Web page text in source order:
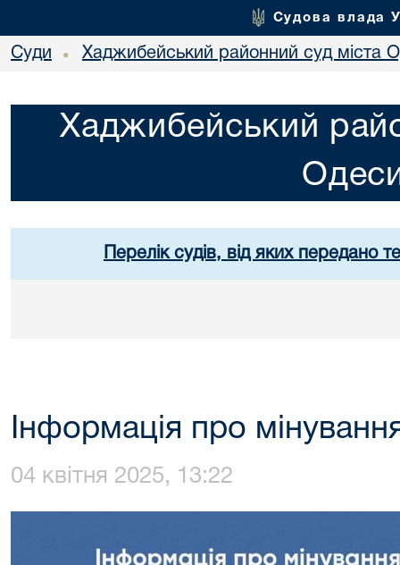
Судова влада
Суди • Хаджибейський районний суд міста
Хаджибейський
Перелік судів, від яких передано
Інформація про
04 квітня 2025, 13:22